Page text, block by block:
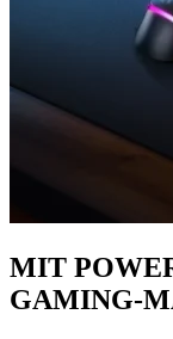
MIT
GAMING-